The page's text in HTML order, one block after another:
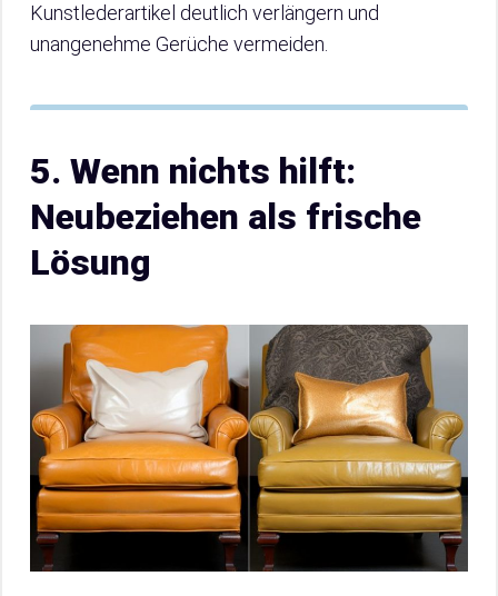
Kunstlederartikel deutlich verlängern und
unangenehme Gerüche vermeiden.
5. Wenn nichts hilft:
Neubeziehen als frische
Lösung